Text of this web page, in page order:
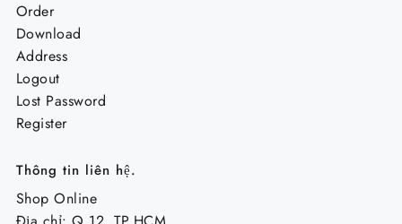
Order
Download
Address
Logout
Lost Password
Register
Thông tin liên hệ.
Shop Online